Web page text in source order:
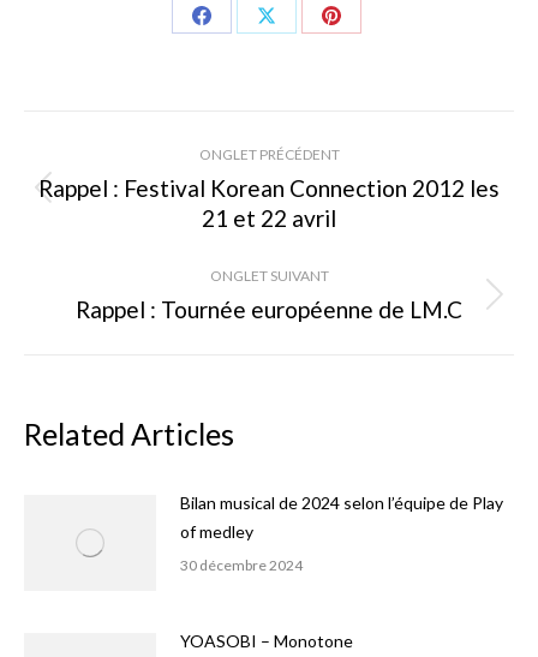
Share
Share
Share
Navigation
de
commentaire
ONGLET PRÉCÉDENT
Onglet
précédent
Rappel : Festival Korean Connection 2012 les
21 et 22 avril
ONGLET SUIVANT
Onglet
Rappel : Tournée européenne de LM.C
Related Articles
Bilan musical de 2024 selon l’équipe de Play
of medley
30 décembre 2024
YOASOBI – Monotone